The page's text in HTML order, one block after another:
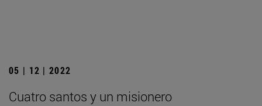
05 | 12 | 2022
Cuatro santos y un misionero